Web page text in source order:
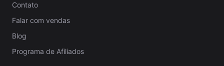
Contato
Falar com vendas
Blog
Programa de Afiliados